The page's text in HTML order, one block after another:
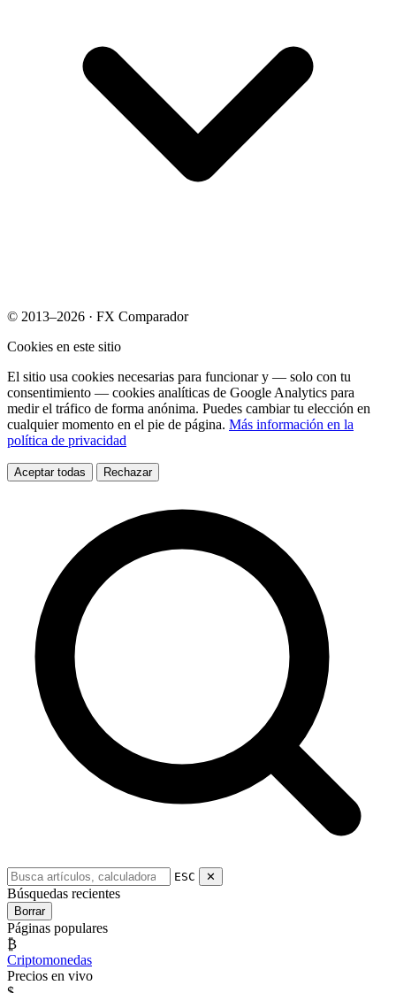
© 2013–2026 · FX Comparador
Cookies en este sitio
El sitio usa cookies necesarias para funcionar y — solo con tu
consentimiento — cookies analíticas de Google Analytics para
medir el tráfico de forma anónima. Puedes cambiar tu elección en
cualquier momento en el pie de página. Más información en la
política de privacidad
Aceptar todas Rechazar
ESC ✕
Búsquedas recientes
Borrar
Páginas populares
₿
Criptomonedas
Precios en vivo